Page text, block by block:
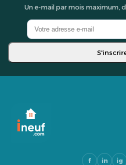
Un e-mail par mois maximum,
f in ig